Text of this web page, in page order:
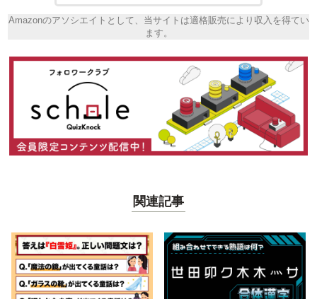
Amazonのアソシエイトとして、当サイトは適格販売により収入を得てい
ます。
関連記事